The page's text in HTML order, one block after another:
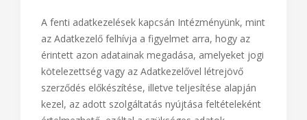
A fenti adatkezelések kapcsán Intézményünk, mint
az Adatkezelő felhívja a figyelmet arra, hogy az
érintett azon adatainak megadása, amelyeket jogi
kötelezettség vagy az Adatkezelővel létrejövő
szerződés előkészítése, illetve teljesítése alapján
kezel, az adott szolgáltatás nyújtása feltételeként